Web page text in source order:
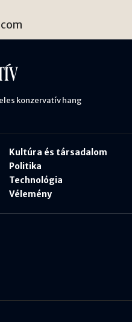
konzervatív hang
Kultúra és társadalom
Politika
Technológia
Vélemény